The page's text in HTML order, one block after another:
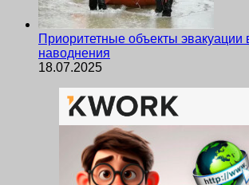
Приоритетные объекты эвакуации
наводнения
18.07.2025